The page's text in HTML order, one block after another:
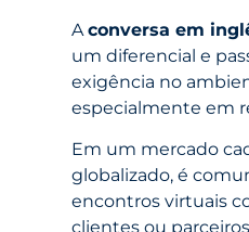
Aconversa em
um diferencial e
exigência no
especialmente em
Em um mercado
globalizado, é
encontros virtuais
clientes ou